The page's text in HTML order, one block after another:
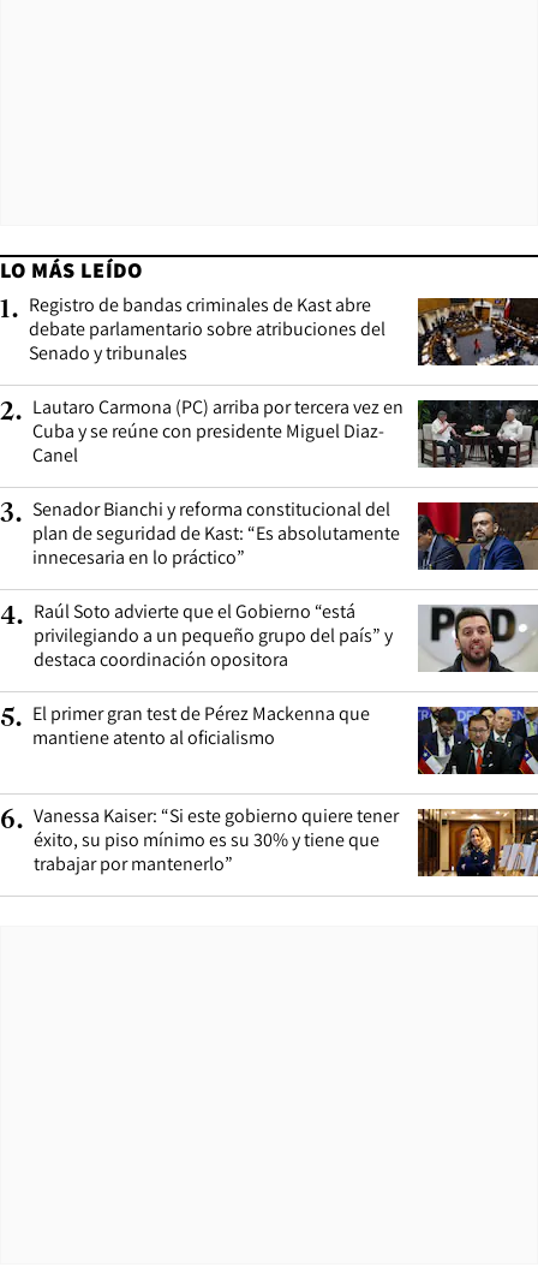
LO MÁS LEÍDO
1. Registro de bandas criminales de Kast abre
debate parlamentario sobre atribuciones del
Senado y tribunales
2. Lautaro Carmona (PC) arriba por tercera vez en
Cuba y se reúne con presidente Miguel Diaz-
Canel
3. Senador Bianchi y reforma constitucional del
plan de seguridad de Kast: “Es absolutamente
innecesaria en lo práctico”
4. Raúl Soto advierte que el Gobierno “está
privilegiando a un pequeño grupo del país” y
destaca coordinación opositora
5. El primer gran test de Pérez Mackenna que
mantiene atento al oficialismo
6. Vanessa Kaiser: “Si este gobierno quiere tener
éxito, su piso mínimo es su 30% y tiene que
trabajar por mantenerlo”